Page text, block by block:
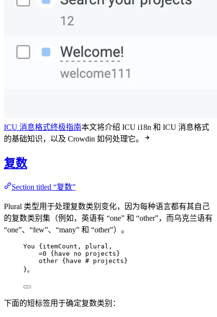
ICU 消息格式终极指南本文将介绍 ICU i18n 和 ICU 消息格式
的基础知识，以及 Crowdin 如何处理它。
复数
Section titled “复数”
Plural 类型用于处理复数类别变化，因为每种语言都有其自己
的复数类别集（例如，英语有 “one” 和 “other”，而乌克兰语有
“one”、“few”、“many” 和 “other”）。
You { itemCount,
plural,
=0
{have no projects }
other { have # projects }
}。
下面的短标签用于确定复数类别：